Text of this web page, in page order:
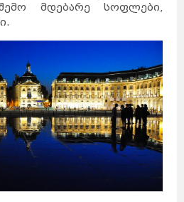
მდებარე სოფლები,